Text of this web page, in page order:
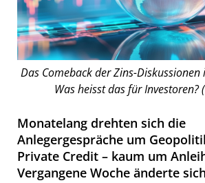
Das Comeback der Zins-
Was heisst das für Investoren?
Monatelang drehten sich die
Anlegergespräche um
Private Credit – kaum um
Vergangene Woche änderte